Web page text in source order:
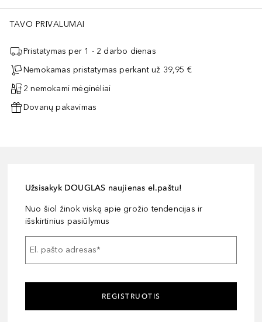
TAVO PRIVALUMAI
Pristatymas per 1 - 2 darbo dienas
Nemokamas pristatymas perkant už 39,95 €
2 nemokami mėginėliai
Dovanų pakavimas
Užsisakyk DOUGLAS naujienas el.paštu!
Nuo šiol žinok viską apie grožio tendencijas ir
išskirtinius pasiūlymus
El. pašto adresas*
REGISTRUOTIS